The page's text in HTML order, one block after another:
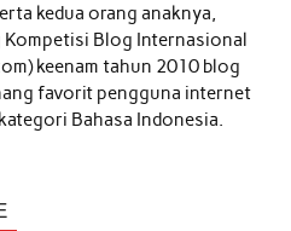
kedua orang anaknya,
Kompetisi Blog Internasional
keenam tahun 2010 blog
favorit pengguna internet
Bahasa Indonesia.